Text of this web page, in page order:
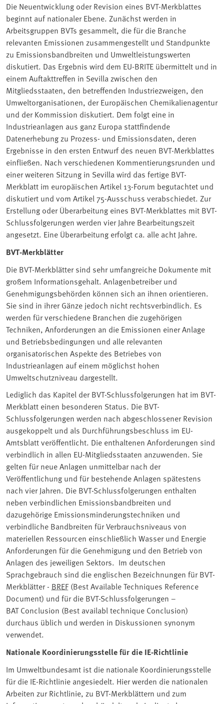
Die Neuentwicklung oder Revision eines BVT-Merkblattes
beginnt auf nationaler Ebene. Zunächst werden in
Arbeitsgruppen BVTs gesammelt, die für die Branche
relevanten Emissionen zusammengestellt und Standpunkte
zu Emissionsbandbreiten und Umweltleistungswerten
diskutiert. Das Ergebnis wird dem EU-BRITE übermittelt und in
einem Auftakttreffen in Sevilla zwischen den
Mitgliedsstaaten, den betreffenden Industriezweigen, den
Umweltorganisationen, der Europäischen Chemikalienagentur
und der Kommission diskutiert. Dem folgt eine in
Industrieanlagen aus ganz Europa stattfindende
Datenerhebung zu Prozess- und Emissionsdaten, deren
Ergebnisse in den ersten Entwurf des neuen BVT-Merkblattes
einfließen. Nach verschiedenen Kommentierungsrunden und
einer weiteren Sitzung in Sevilla wird das fertige BVT-
Merkblatt im europäischen Artikel 13-Forum begutachtet und
diskutiert und vom Artikel 75-Ausschuss verabschiedet. Zur
Erstellung oder Überarbeitung eines BVT-Merkblattes mit BVT-
Schlussfolgerungen werden vier Jahre Bearbeitungszeit
angesetzt. Eine Überarbeitung erfolgt ca. alle acht Jahre.
BVT-Merkblätter
Die BVT-Merkblätter sind sehr umfangreiche Dokumente mit
großem Informationsgehalt. Anlagenbetreiber und
Genehmigungsbehörden können sich an ihnen orientieren.
Sie sind in ihrer Gänze jedoch nicht rechtsverbindlich. Es
werden für verschiedene Branchen die zugehörigen
Techniken, Anforderungen an die Emissionen einer Anlage
und Betriebsbedingungen und alle relevanten
organisatorischen Aspekte des Betriebes von
Industrieanlagen auf einem möglichst hohen
Umweltschutzniveau dargestellt.
Lediglich das Kapitel der BVT-Schlussfolgerungen hat im BVT-
Merkblatt einen besonderen Status. Die BVT-
Schlussfolgerungen werden nach abgeschlossener Revision
ausgekoppelt und als Durchführungsbeschluss im EU-
Amtsblatt veröffentlicht. Die enthaltenen Anforderungen sind
verbindlich in allen EU-Mitgliedsstaaten anzuwenden. Sie
gelten für neue Anlagen unmittelbar nach der
Veröffentlichung und für bestehende Anlagen spätestens
nach vier Jahren. Die BVT-Schlussfolgerungen enthalten
neben verbindlichen Emissionsbandbreiten und
dazugehörige Emissionsminderungstechniken und
verbindliche Bandbreiten für Verbrauchsniveaus von
materiellen Ressourcen einschließlich Wasser und Energie
Anforderungen für die Genehmigung und den Betrieb von
Anlagen des jeweiligen Sektors. Im deutschen
Sprachgebrauch sind die englischen Bezeichnungen für BVT-
Merkblätter - BREF(Best Available Techniques Reference
Document) und für die BVT-Schlussfolgerungen –
BAT Conclusion (Best availabl technique Conclusion)
durchaus üblich und werden in Diskussionen synonym
verwendet.
Nationale Koordinierungsstelle für die IE-Richtlinie
Im Umweltbundesamt ist die nationale Koordinierungsstelle
für die IE-Richtlinie angesiedelt. Hier werden die nationalen
Arbeiten zur Richtlinie, zu BVT-Merkblättern und zum